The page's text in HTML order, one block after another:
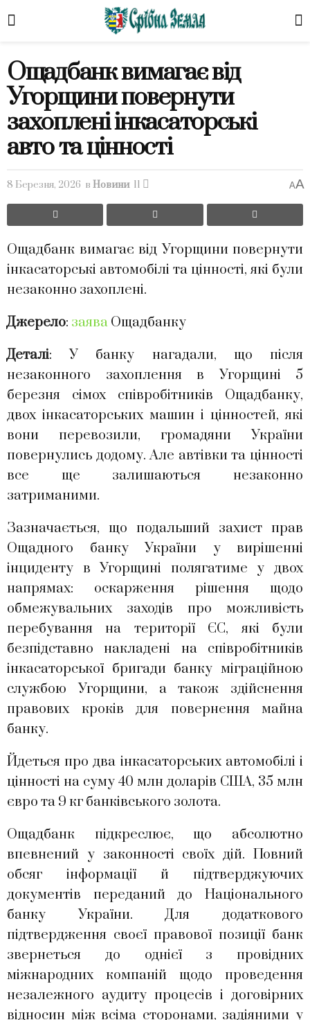
Ощадбанк вимагає від
Угорщини повернути
захоплені інкасаторські
авто та цінності
8 Березня, 2026 в Новини 11 AA
Ощадбанк вимагає від Угорщини повернути
інкасаторські автомобілі та цінності, які були
незаконно захоплені.
Джерело: заява Ощадбанку
Деталі: У банку нагадали, що після
незаконного захоплення в Угорщині 5
березня сімох співробітників Ощадбанку,
двох інкасаторських машин і цінностей, які
вони перевозили, громадяни України
повернулись додому. Але автівки та цінності
все ще залишаються незаконно
затриманими.
Зазначається, що подальший захист прав
Ощадного банку України у вирішенні
інциденту в Угорщині полягатиме у двох
напрямах: оскарження рішення щодо
обмежувальних заходів про можливість
перебування на території ЄС, які були
безпідставно накладені на співробітників
інкасаторської бригади банку міграційною
службою Угорщини, а також здійснення
правових кроків для повернення майна
банку.
Йдеться про два інкасаторських автомобілі і
цінності на суму 40 млн доларів США, 35 млн
євро та 9 кг банківського золота.
Ощадбанк підкреслює, що абсолютно
впевнений у законності своїх дій. Повний
обсяг інформації й підтверджуючих
документів переданий до Національного
банку України. Для додаткового
підтвердження своєї правової позиції банк
звернеться до однієї з провідних
міжнародних компаній щодо проведення
незалежного аудиту процесів і договірних
відносин між всіма сторонами, задіяними у